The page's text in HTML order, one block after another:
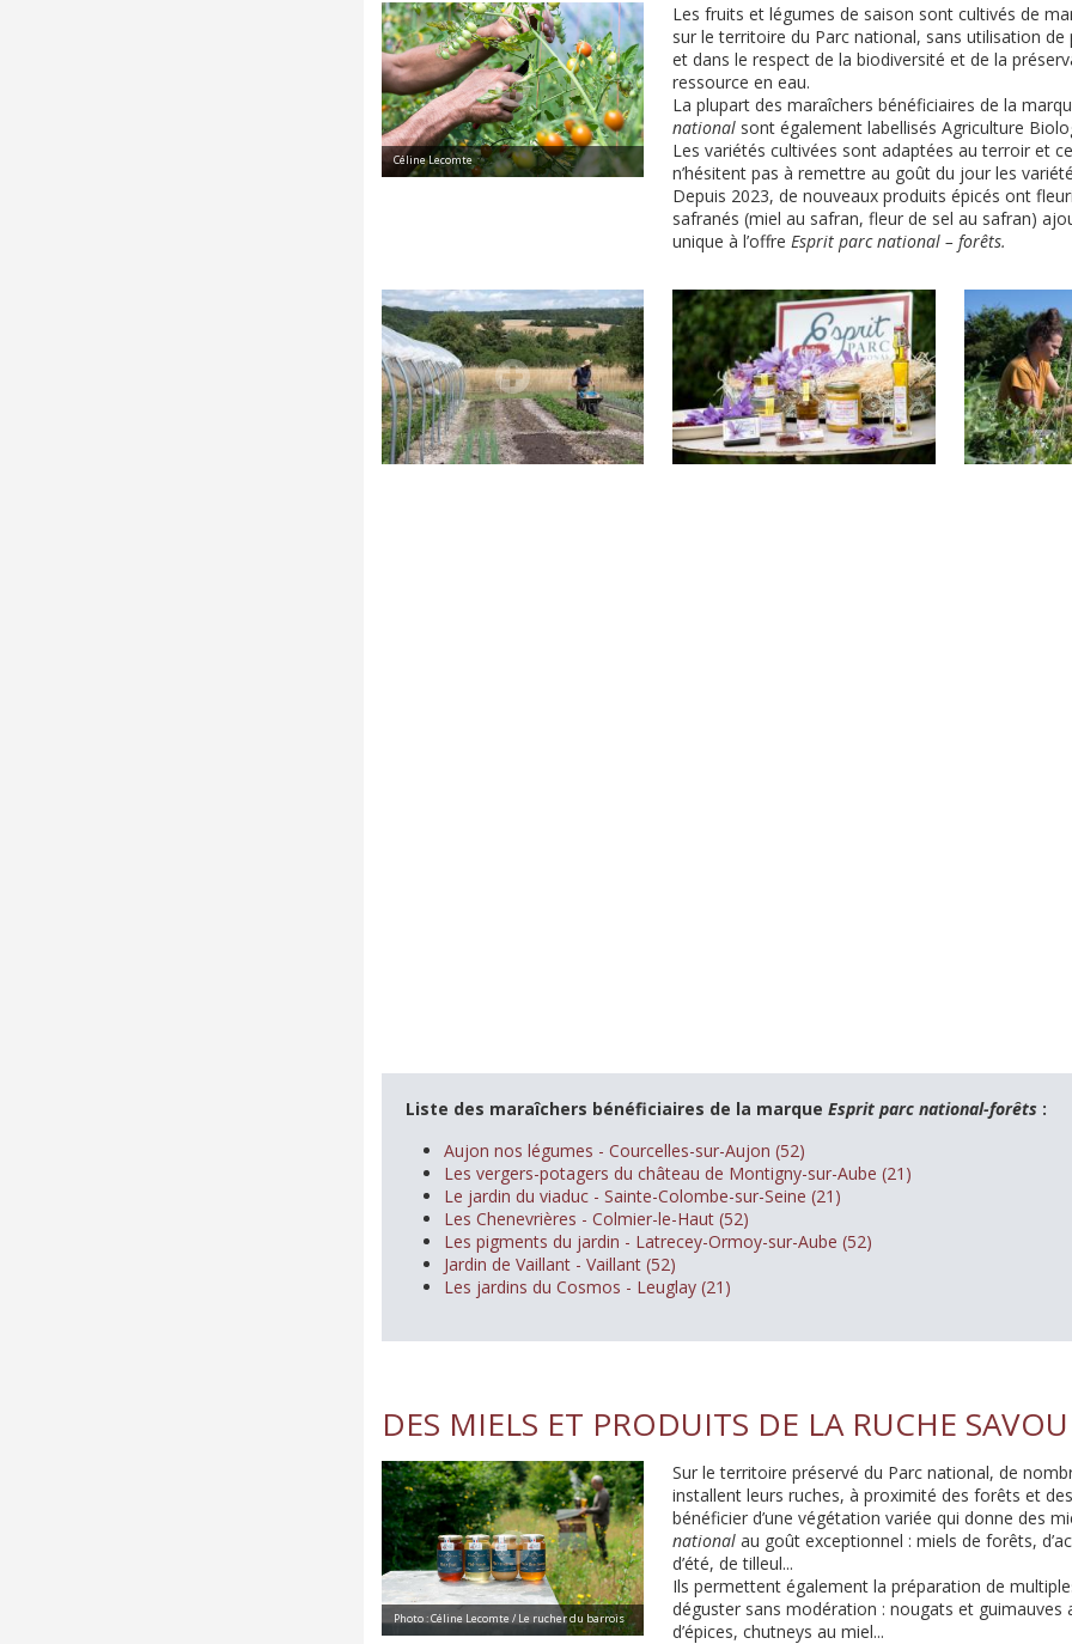
Céline Lecomte
Les fruits et légumes de saison sont cultivés de
sur le territoire du Parc national, sans utilisation
et dans le respect de la biodiversité et de la
ressource en eau.
La plupart des maraîchers bénéficiaires de la
national sont également labellisés Agriculture
Les variétés cultivées sont adaptées au terroir et
n’hésitent pas à remettre au goût du jour les
Depuis 2023, de nouveaux produits épicés ont
safranés (miel au safran, fleur de sel au safran)
unique à l’offre Esprit parc national – forêts.
Liste des maraîchers bénéficiaires de la marque Esprit parc national-forêts :
Aujon nos légumes - Courcelles-sur-Aujon (52)
Les vergers-potagers du château de Montigny-sur-Aube (21)
Le jardin du viaduc - Sainte-Colombe-sur-Seine (21)
Les Chenevrières - Colmier-le-Haut (52)
Les pigments du jardin - Latrecey-Ormoy-sur-Aube (52)
Jardin de Vaillant - Vaillant (52)
Les jardins du Cosmos - Leuglay (21)
DES MIELS ET PRODUITS DE LA RUCHE
Photo : Céline Lecomte / Le rucher du barrois
Sur le territoire préservé du Parc national, de
installent leurs ruches, à proximité des forêts et
bénéficier d’une végétation variée qui donne des
national au goût exceptionnel : miels de forêts,
d’été, de tilleul...
Ils permettent également la préparation de
déguster sans modération : nougats et guimauves
d’épices, chutneys au miel...